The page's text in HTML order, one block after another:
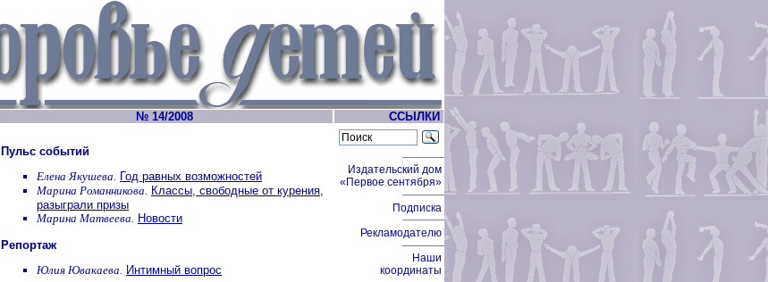
№ 14/2008
ССЫЛКИ
Пульс событий
Елена Якушева. Год равных возможностей
Марина Романникова. Классы, свободные от курения,
разыграли призы
Марина Матвеева. Новости
Репортаж
Юлия Ювакаева.
Интимный вопрос
Издательский дом
«Первое сентября»
Подписка
Рекламодателю
Наши
координаты